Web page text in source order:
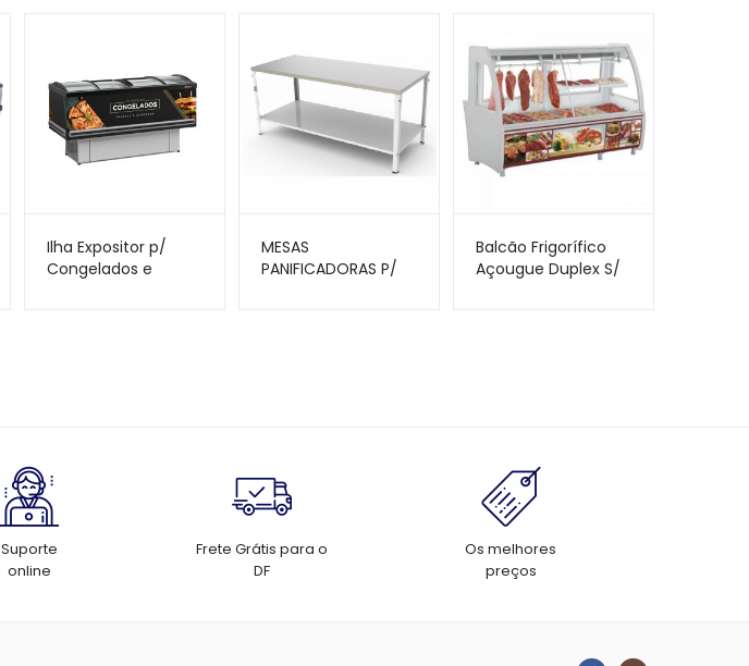
Ilha Expositor p/
Congelados e
MESAS
PANIFICADORAS P/
Balcão Frigorífico
Açougue Duplex S/
Suporte
online
Frete Grátis para o
DF
Os melhores
preços